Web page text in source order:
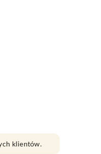
klientów.